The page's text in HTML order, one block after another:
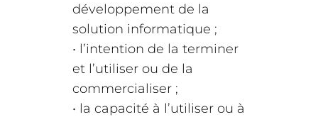
développement de la
solution informatique ;
• l’intention de la terminer
et l’utiliser ou de la
commercialiser ;
• la capacité à l’utiliser ou à